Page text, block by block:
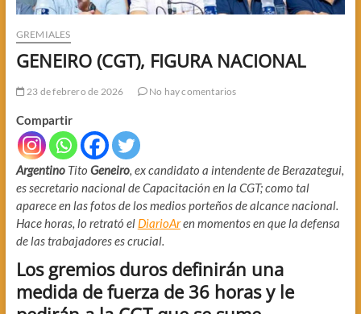
GREMIALES
GENEIRO (CGT), FIGURA NACIONAL
23 de febrero de 2026 No hay comentarios
Compartir
Argentino Tito Geneiro, ex candidato a intendente de Berazategui,
es secretario nacional de Capacitación en la CGT; como tal
aparece en las fotos de los medios porteños de alcance nacional.
Hace horas, lo retrató el DiarioAren momentos en que la defensa
de las trabajadores es crucial.
Los gremios duros definirán una
medida de fuerza de 36 horas y le